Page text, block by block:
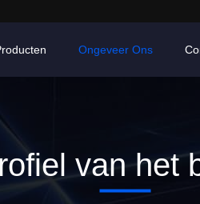
Ongeveer Ons
van het